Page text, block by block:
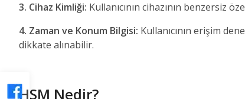
3. Cihaz Kimliği: Kullanıcının cihazının benzersiz
4. Zaman ve Konum Bilgisi: Kullanıcının erişim
dikkate alınabilir.
HSM Nedir?